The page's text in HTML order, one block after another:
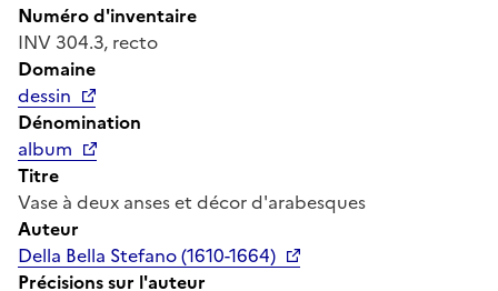
Numéro d'inventaire
INV 304.3, recto
Domaine
dessin
Dénomination
album
Titre
Vase à deux anses et décor d'arabesques
Auteur
Della Bella Stefano (1610-1664)
Précisions sur l'auteur